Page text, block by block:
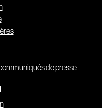
de presse